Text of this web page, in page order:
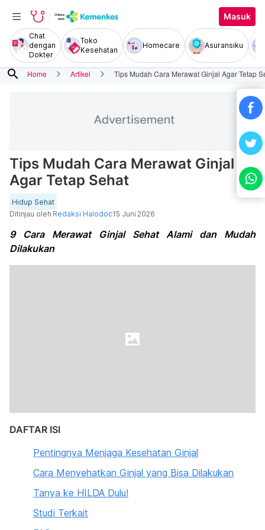
Masuk
Chat
dengan
Dokter
Toko
Kesehatan
Homecare Asuransiku
search Home Artikel Tips Mudah Cara Merawat Ginjal Agar Tetap
Tips Mudah Cara Merawat Ginjal
Agar Tetap Sehat
Hidup Sehat
Ditinjau oleh Redaksi Halodoc15 Juni 2026
9 Cara Merawat Ginjal Sehat Alami dan Mudah
Dilakukan
DAFTAR ISI
Pentingnya Menjaga Kesehatan Ginjal
Cara Menyehatkan Ginjal yang Bisa Dilakukan
Tanya ke HILDA Dulu!
Studi Terkait